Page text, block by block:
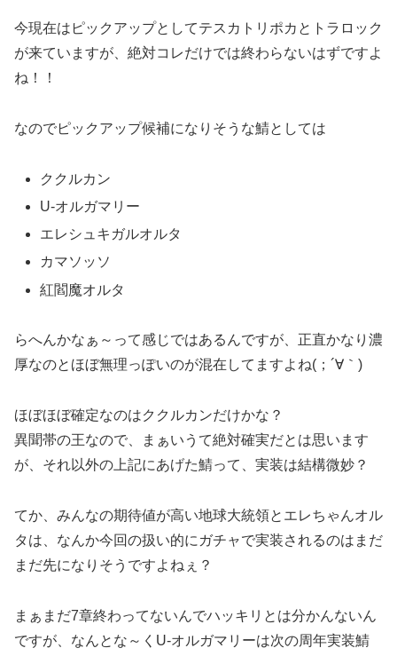
今現在はピックアップとしてテスカトリポカとトラロック
が来ていますが、絶対コレだけでは終わらないはずですよ
ね！！
なのでピックアップ候補になりそうな鯖としては
ククルカン
U-オルガマリー
エレシュキガルオルタ
カマソッソ
紅閻魔オルタ
らへんかなぁ～って感じではあるんですが、正直かなり濃
厚なのとほぼ無理っぽいのが混在してますよね(；´∀｀)
ほぼほぼ確定なのはククルカンだけかな？
異聞帯の王なので、まぁいうて絶対確実だとは思います
が、それ以外の上記にあげた鯖って、実装は結構微妙？
てか、みんなの期待値が高い地球大統領とエレちゃんオル
タは、なんか今回の扱い的にガチャで実装されるのはまだ
まだ先になりそうですよねぇ？
まぁまだ7章終わってないんでハッキリとは分かんないん
ですが、なんとな～くU-オルガマリーは次の周年実装鯖